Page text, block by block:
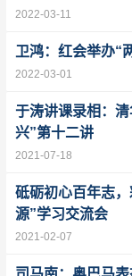
2022-03-11
卫鸿：红会举办“
2022-03-01
于涛讲课录相：
兴”第十二讲
2021-07-18
砥砺初心百年志
源”学习交流会
2021-02-07